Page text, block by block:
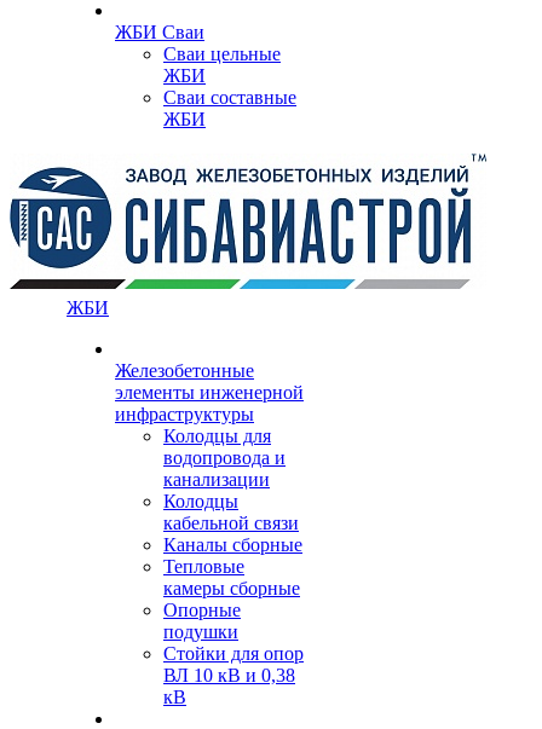
ЖБИ Сваи
Сваи цельные
ЖБИ
Сваи составные
ЖБИ
ЖБИ
Железобетонные
элементы инженерной
инфраструктуры
Колодцы для
водопровода и
канализации
Колодцы
кабельной связи
Каналы сборные
Тепловые
камеры сборные
Опорные
подушки
Стойки для опор
ВЛ 10 кВ и 0,38
кВ